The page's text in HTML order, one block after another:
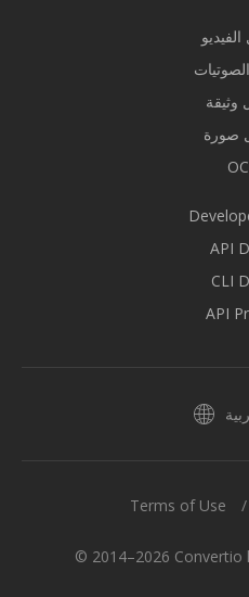
وثيقة
صورة
API
CLI
API
Terms of Use